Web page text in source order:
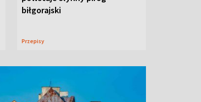
biłgorajski
Przepisy